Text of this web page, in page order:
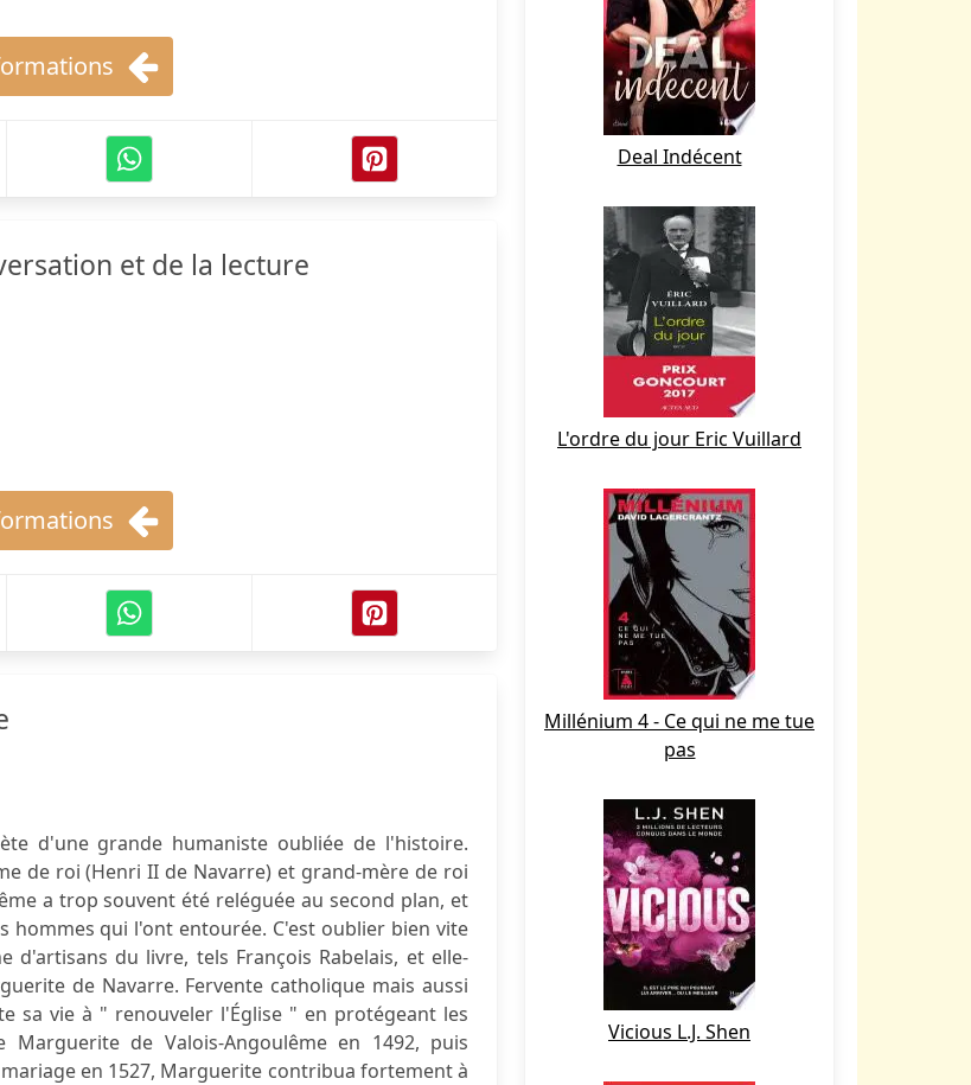
et de la lecture
d'une grande humaniste oubliée de l'histoire.
de roi (Henri II de Navarre) et grand-mère de roi
a trop souvent été reléguée au second plan, et
hommes qui l'ont entourée. C'est oublier bien vite
du livre, tels François Rabelais, et elle-
de Navarre. Fervente catholique mais aussi
sa vie à " renouveler l'Église " en protégeant les
de Valois-Angoulême en 1492, puis
en 1527, Marguerite contribua fortement à
Deal Indécent
L'ordre du jour Eric Vuillard
Millénium 4 - Ce qui ne me tue
pas
Vicious L.J. Shen